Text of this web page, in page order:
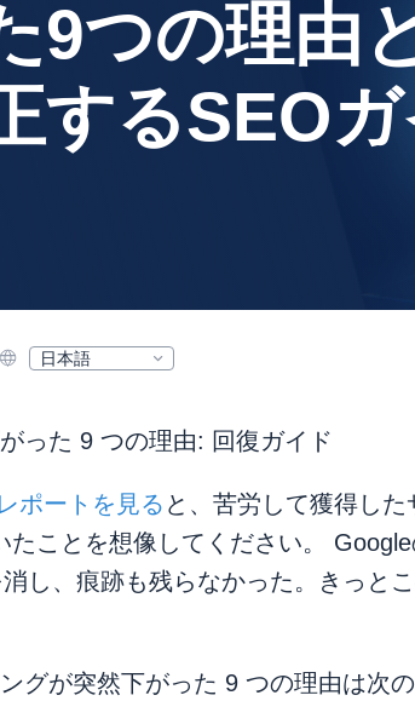
9つの理由
するSEO
日本語
Español
Nederlands
Polski
한국어
Português
Magyar
った 9 つの理由: 回復ガイド
ポートを見る と、苦労して獲得した
たことを想像してください。
し、痕跡も残らなかった。きっと
グが突然下がった 9 つの理由は次